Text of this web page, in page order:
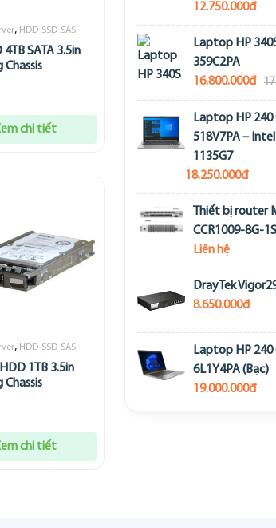
, HDD-SSD-SAS
4TB SATA 3.5in
chi tiết
, HDD-SSD-SAS
1TB 3.5in
chi tiết
12.750.000đ
Laptop HP
359C2PA
16.800.000đ
Laptop HP 240
518V7PA –
1135G7
18.250.000đ
Thiết bị router
CCR1009-8G-
Liên hệ
DrayTek
8.650.000đ
Laptop HP 240
6L1Y4PA (Bạc)
19.000.000đ